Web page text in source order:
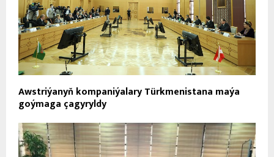
Awstriýanyň kompaniýalary Türkmenistana maýa
goýmaga çagyryldy